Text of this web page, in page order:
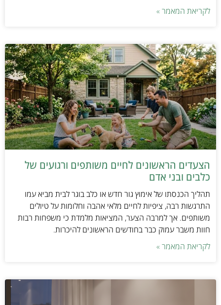
לקריאת המאמר »
הצעדים הראשונים לחיים משותפים ורגועים של
כלבים ובני אדם
תהליך הכנסתו של אימוץ גור חדש או כלב בוגר לבית מביא עמו
התרגשות רבה, ציפיות לחיים מלאי אהבה וחלומות על טיולים
משותפים. אך למרבה הצער, המציאות מלמדת כי משפחות רבות
חוות משבר עמוק כבר בחודשים הראשונים להיכרות.
לקריאת המאמר »